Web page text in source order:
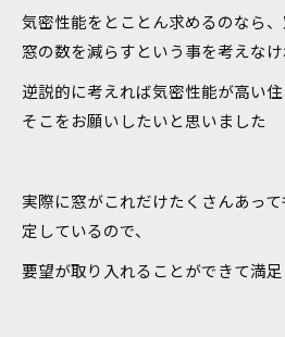
気密性能をとことん求めるのなら
窓の数を減らすという事を考えなけ
逆説的に考えれば気密性能が高い
そこをお願いしたいと思いました
実際に窓がこれだけたくさんあっ
定しているので、
要望が取り入れることができて満